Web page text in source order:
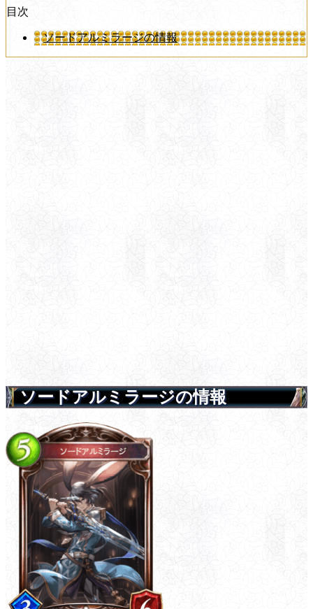
目次
ソードアルミラージの情報
ソードアルミラージの情報